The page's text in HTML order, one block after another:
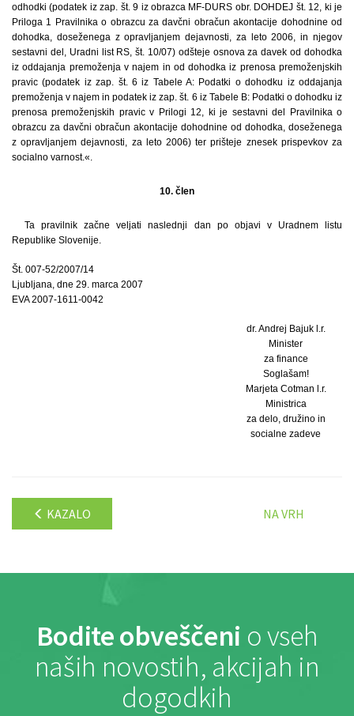
odhodki (podatek iz zap. št. 9 iz obrazca MF-DURS obr. DOHDEJ št. 12, ki je
Priloga 1 Pravilnika o obrazcu za davčni obračun akontacije dohodnine od
dohodka, doseženega z opravljanjem dejavnosti, za leto 2006, in njegov
sestavni del, Uradni list RS, št. 10/07) odšteje osnova za davek od dohodka
iz oddajanja premoženja v najem in od dohodka iz prenosa premoženjskih
pravic (podatek iz zap. št. 6 iz Tabele A: Podatki o dohodku iz oddajanja
premoženja v najem in podatek iz zap. št. 6 iz Tabele B: Podatki o dohodku iz
prenosa premoženjskih pravic v Prilogi 12, ki je sestavni del Pravilnika o
obrazcu za davčni obračun akontacije dohodnine od dohodka, doseženega
z opravljanjem dejavnosti, za leto 2006) ter prišteje znesek prispevkov za
socialno varnost.«.
10. člen
Ta pravilnik začne veljati naslednji dan po objavi v Uradnem listu
Republike Slovenije.
Št. 007-52/2007/14
Ljubljana, dne 29. marca 2007
EVA 2007-1611-0042
dr. Andrej Bajuk l.r.
Minister
za finance
Soglašam!
Marjeta Cotman l.r.
Ministrica
za delo, družino in
socialne zadeve
KAZALO NA VRH
Bodite obveščeni o vseh
naših novostih, akcijah in
dogodkih